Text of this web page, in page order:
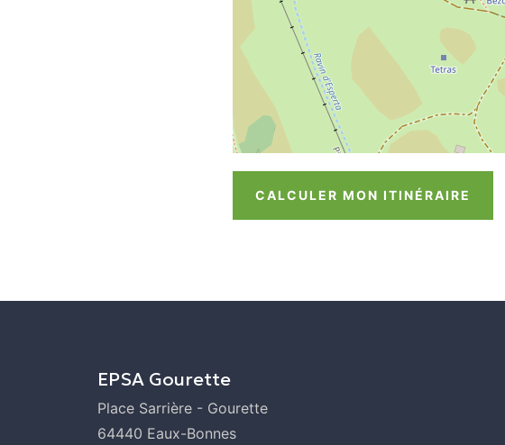
CALCULER MON ITINÉRAIRE
EPSA Gourette
Place Sarrière - Gourette
64440 Eaux-Bonnes